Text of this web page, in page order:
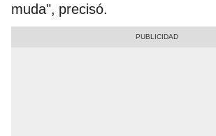
muda", precisó.